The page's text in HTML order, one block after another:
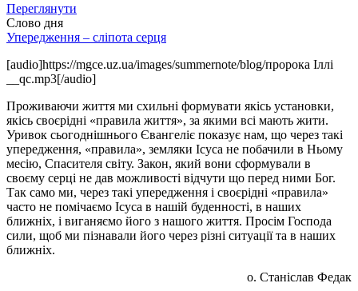
Переглянути
Слово дня
Упередження – сліпота серця
[audio]https://mgce.uz.ua/images/summernote/blog/пророка Іллі
__qc.mp3[/audio]
Проживаючи життя ми схильні формувати якісь установки,
якісь своєрідні «правила життя», за якими всі мають жити.
Уривок сьогоднішнього Євангеліє показує нам, що через такі
упередження, «правила», земляки Ісуса не побачили в Ньому
месію, Спасителя світу. Закон, який вони сформували в
своєму серці не дав можливості відчути що перед ними Бог.
Так само ми, через такі упередження і своєрідні «правила»
часто не помічаємо Ісуса в нашій буденності, в наших
ближніх, і виганяємо його з нашого життя. Просім Господа
сили, щоб ми пізнавали його через різні ситуації та в наших
ближніх.
о. Станіслав Федак